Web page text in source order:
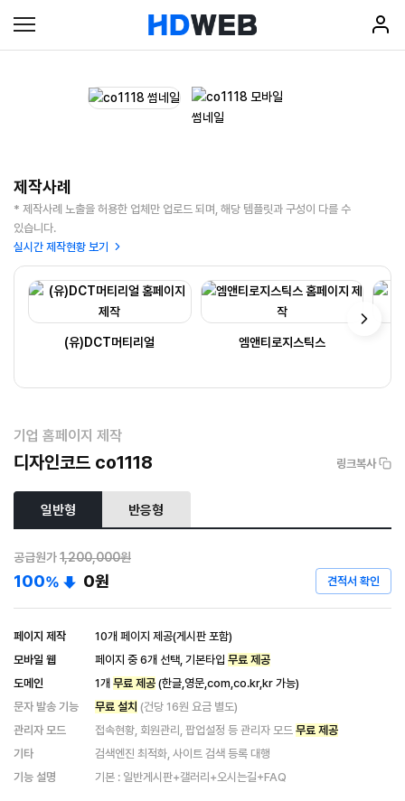
제작사례
* 제작사례 노출을 허용한 업체만 업로드 되며, 해당 템플릿과 구성이 다를 수
있습니다.
실시간 제작현황 보기
(유)DCT머티리얼 엠앤티로지스틱스
기업 홈페이지 제작
디자인코드 co1118 링크복사
일반형 반응형
공급원가1,200,000원
100% 0원 견적서 확인
페이지 제작
10개 페이지 제공(게시판 포함)
모바일 웹
페이지 중 6개 선택, 기본타입 무료 제공
도메인
1개 무료 제공 (한글,영문,com,co.kr,kr 가능)
문자 발송 기능
무료 설치 (건당 16원 요금 별도)
관리자 모드
접속현황, 회원관리, 팝업설정 등 관리자 모드 무료 제공
기타
검색엔진 최적화, 사이트 검색 등록 대행
기능 설명
기본 : 일반게시판+갤러리+오시는길+FAQ